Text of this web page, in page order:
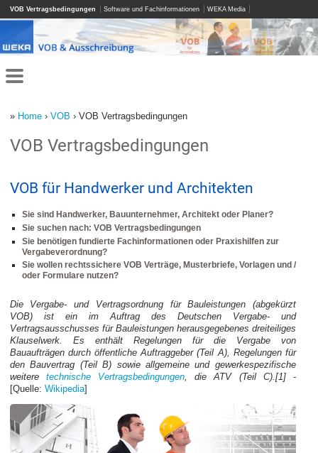
VOB Vertragsbedingungen Software und Fachinformationen WEKA Media
» Home› VOB › VOB Vertragsbedingungen
VOB Vertragsbedingungen
VOB für Handwerker und Architekten
Sie sind Handwerker, Bauunternehmer, Architekt oder Planer?
Sie suchen nach: VOB Vertragsbedingungen
Sie benötigen fundierte Fachinformationen oder Praxishilfen zur
Vergabeverordnung?
Sie wollen rechtssichere VOB Verträge, Musterbriefe, Vorlagen und /
oder Formulare nutzen?
Die Vergabe- und Vertragsordnung für Bauleistungen (abgekürzt
VOB) ist ein im Auftrag des Deutschen Vergabe- und
Vertragsausschusses für Bauleistungen herausgegebenes dreiteiliges
Klauselwerk. Es enthält Regelungen für die Vergabe von
Bauaufträgen durch öffentliche Auftraggeber (Teil A), Regelungen für
den Bauvertrag (Teil B) sowie allgemeine und gewerkespezifische
weitere technische Vertragsbedingungen , die ATV (Teil C).[1]-
[Quelle: Wikipedia]